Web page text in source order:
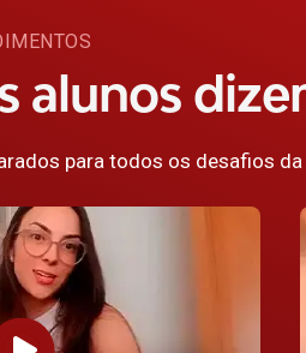
alunos
para todos os desafios da